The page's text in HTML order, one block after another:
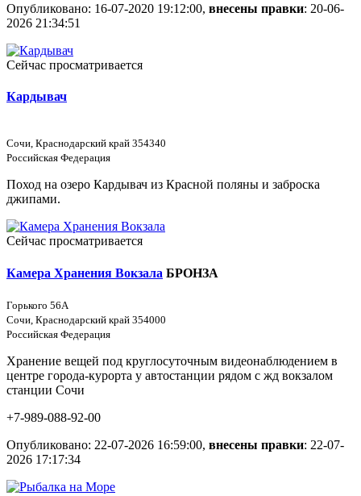
Опубликовано: 16-07-2020 19:12:00, внесены правки: 20-06-
2026 21:34:51
Сейчас просматривается
Кардывач
Сочи, Краснодарский край 354340
Российская Федерация
Поход на озеро Кардывач из Красной поляны и заброска
джипами.
Сейчас просматривается
Камера Хранения Вокзала БРОНЗА
Горького 56А
Сочи, Краснодарский край 354000
Российская Федерация
Хранение вещей под круглосуточным видеонаблюдением в
центре города-курорта у автостанции рядом с жд вокзалом
станции Сочи
+7-989-088-92-00
Опубликовано: 22-07-2026 16:59:00, внесены правки: 22-07-
2026 17:17:34